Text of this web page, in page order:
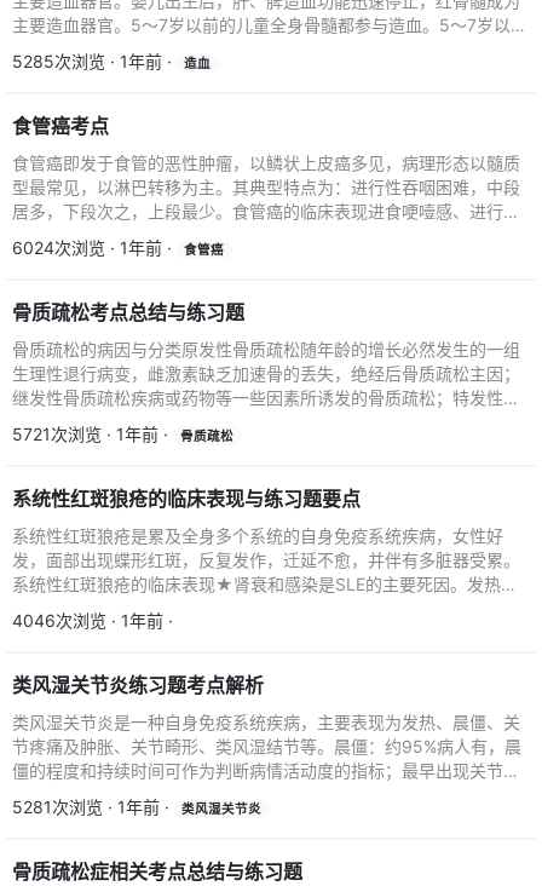
主要造血器官。5～7岁以前的儿童全身骨髓都参与造血。5～7岁以
后，长骨的红骨髓...
5285次浏览 · 1年前 · 造血
食管癌考点
食管癌即发于食管的恶性肿瘤，以鳞状上皮癌多见，病理形态以髓质
型最常见，以淋巴转移为主。其典型特点为：进行性吞咽困难，中段
居多，下段次之，上段最少。食管癌的临床表现进食哽噎感、进行性
吞咽困难、声音嘶哑、...
6024次浏览 · 1年前 · 食管癌
骨质疏松考点总结与练习题
骨质疏松的病因与分类原发性骨质疏松随年龄的增长必然发生的一组
生理性退行病变，雌激素缺乏加速骨的丢失，绝经后骨质疏松主因；
继发性骨质疏松疾病或药物等一些因素所诱发的骨质疏松；特发性骨
质疏松多伴有遗传家族...
5721次浏览 · 1年前 · 骨质疏松
系统性红斑狼疮的临床表现与练习题要点
系统性红斑狼疮是累及全身多个系统的自身免疫系统疾病，女性好
发，面部出现蝶形红斑，反复发作，迁延不愈，并伴有多脏器受累。
系统性红斑狼疮的临床表现★肾衰和感染是SLE的主要死因。发热：
初期仅有低热，活动期...
4046次浏览 · 1年前 ·
类风湿关节炎练习题考点解析
类风湿关节炎是一种自身免疫系统疾病，主要表现为发热、晨僵、关
节疼痛及肿胀、关节畸形、类风湿结节等。晨僵：约95%病人有，晨
僵的程度和持续时间可作为判断病情活动度的指标；最早出现关节疼
痛和肿胀，最常见部...
5281次浏览 · 1年前 · 类风湿关节炎
骨质疏松症相关考点总结与练习题